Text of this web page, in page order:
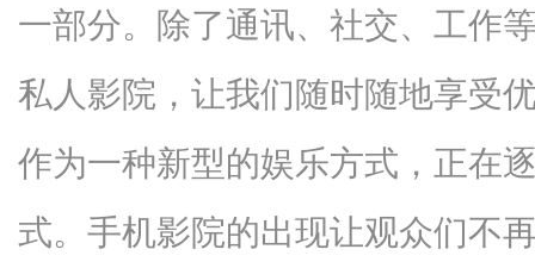
一部分。除了通讯、社交、工作
私人影院，让我们随时随地享受
作为一种新型的娱乐方式，正在
式。手机影院的出现让观众们不